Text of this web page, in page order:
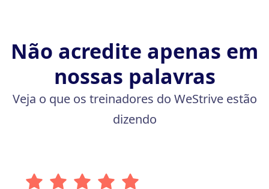
Não acredite apenas em
nossas palavras
Veja o que os treinadores do WeStrive estão
dizendo